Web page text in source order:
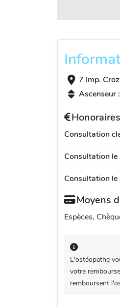
7 Imp.
Ascenseur
Honoraires
Consultation
Consultation le
Consultation le
Moyens
Espèces,
L'ostéopathe
votre
remboursent